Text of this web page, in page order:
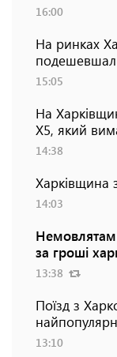
16:00
На ринках
15:05
На
Х5, який
14:38
Харківщина
14:03
Немовлятам
за гроші
13:38
Поїзд з
13:10